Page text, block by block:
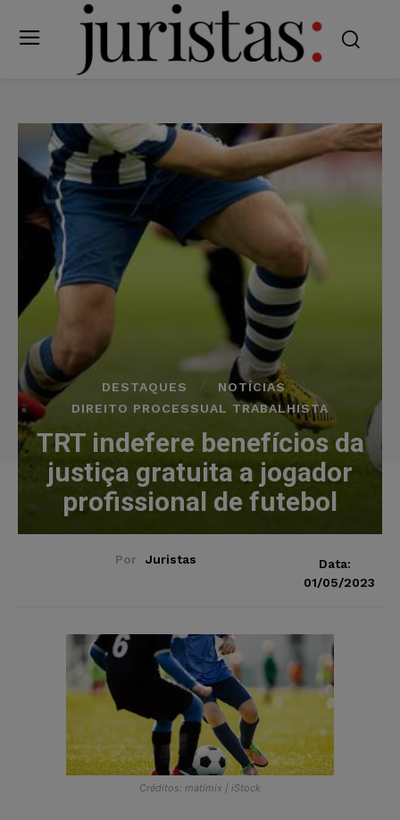
DESTAQUES
NOTÍCIAS
DIREITO PROCESSUAL TRABALHISTA
TRT indefere benefícios da
justiça gratuita a jogador
profissional de futebol
Por Juristas
Data:
01/05/2023
Créditos: matimix | iStock